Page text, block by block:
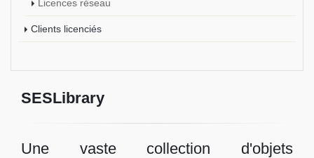
Licences réseau
Clients licenciés
SESLibrary
Une vaste collection d'objets